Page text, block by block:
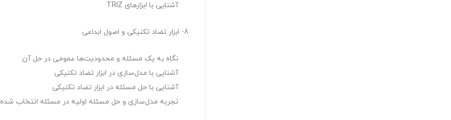
آشنایی با ابزارهای TRIZ
8- ابزار تضاد تکنیکی و اصول ابداعی
نگاه به یک مسئله و محدودیت‌ها عمومی در حل آن
آشنایی با مدل‌سازی در ابزار تضاد تکنیکی
آشنایی با حل مسئله در ابزار تضاد تکنیکی
تجربه مدل‌سازی و حل مسئله اولیه در مسئله انتخاب شده